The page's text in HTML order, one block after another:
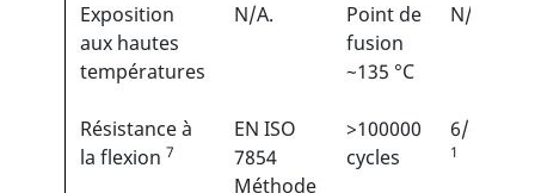
Exposition
aux hautes
températures
N/A.
Point de
fusion
~135 °C
N/A
Résistance à
la flexion 7
EN ISO
7854
Méthode
>100000
cycles
6/6
1